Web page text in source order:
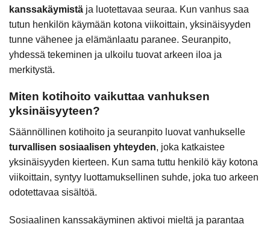
kanssakäymistä ja luotettavaa seuraa. Kun vanhus saa
tutun henkilön käymään kotona viikoittain, yksinäisyyden
tunne vähenee ja elämänlaatu paranee. Seuranpito,
yhdessä tekeminen ja ulkoilu tuovat arkeen iloa ja
merkitystä.
Miten kotihoito vaikuttaa vanhuksen
yksinäisyyteen?
Säännöllinen kotihoito ja seuranpito luovat vanhukselle
turvallisen sosiaalisen yhteyden, joka katkaistee
yksinäisyyden kierteen. Kun sama tuttu henkilö käy kotona
viikoittain, syntyy luottamuksellinen suhde, joka tuo arkeen
odotettavaa sisältöä.
Sosiaalinen kanssakäyminen aktivoi mieltä ja parantaa